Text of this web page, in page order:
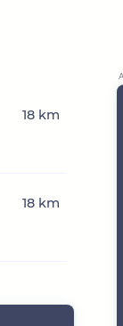
18 km
18 km